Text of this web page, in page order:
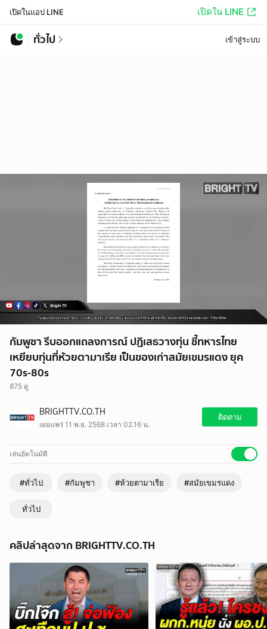
เปิดในแอป LINE เปิดใน LINE
ทั่วไป เข้าสู่ระบบ
กัมพูชา รีบออกแถลงการณ์ ปฏิเสธวางทุ่น ชี้ทหารไทย
เหยียบทุ่นที่ห้วยตามาเรีย เป็นของเก่าสมัยเขมรแดง ยุค
70s-80s
875 ดู
BRIGHTTV.CO.TH
เผยแพร่ 11 พ.ย. 2568 เวลา 02.16 น.
ติดตาม
เล่นอัตโนมัติ
#ทั่วไป #กัมพูชา #ห้วยตามาเรีย #สมัยเขมรแดง
ทั่วไป
คลิปล่าสุดจาก BRIGHTTV.CO.TH